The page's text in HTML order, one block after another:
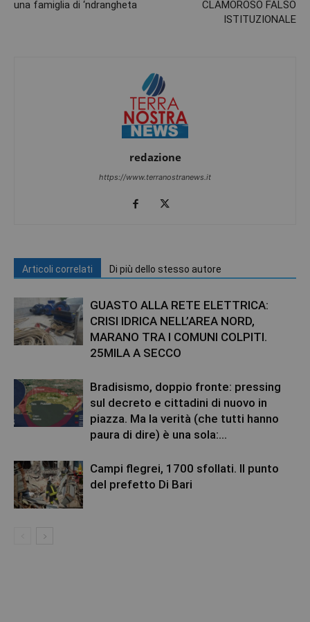
una famiglia di ‘ndrangheta
CLAMOROSO FALSO
ISTITUZIONALE
redazione
https://www.terranostranews.it
Articoli correlati Di più dello stesso autore
GUASTO ALLA RETE ELETTRICA:
CRISI IDRICA NELL’AREA NORD,
MARANO TRA I COMUNI COLPITI.
25MILA A SECCO
Bradisismo, doppio fronte: pressing
sul decreto e cittadini di nuovo in
piazza. Ma la verità (che tutti hanno
paura di dire) è una sola:...
Campi flegrei, 1700 sfollati. Il punto
del prefetto Di Bari